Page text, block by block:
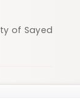
of Sayed